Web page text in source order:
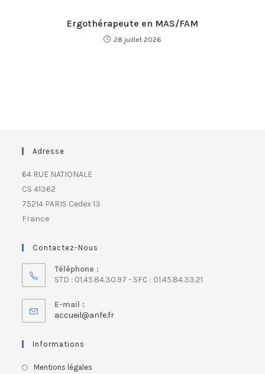
Ergothérapeute en MAS/FAM
28 juillet 2026
Adresse
64 RUE NATIONALE
CS 41362
75214 PARIS Cedex 13
France
Contactez-Nous
Téléphone :
STD : 01.45.84.30.97 - SFC : 01.45.84.33.21
E-mail :
accueil@anfe.fr
Informations
Mentions légales